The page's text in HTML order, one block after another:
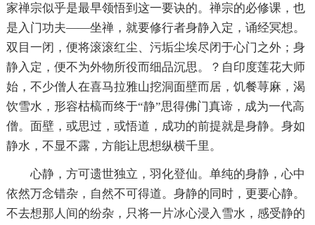
家禅宗似乎是最早领悟到这一要诀的。禅宗的必修课，也
是入门功夫——坐禅，就要修行者身静入定，诵经冥想。
双目一闭，便将滚滚红尘、污垢尘埃尽闭于心门之外；身
静入定，便不为外物所役而细品沉思。？自印度莲花大师
始，不少僧人在喜马拉雅山挖洞面壁而居，饥餐荨麻，渴
饮雪水，形容枯槁而终于“静”思得佛门真谛，成为一代高
僧。面壁，或思过，或悟道，成功的前提就是身静。身如
静水，不显不露，方能让思想纵横千里。
心静，方可遗世独立，羽化登仙。单纯的身静，心中
依然万念错杂，自然不可得道。身静的同时，更要心静。
不去想那人间的纷杂，只将一片冰心浸入雪水，感受静的